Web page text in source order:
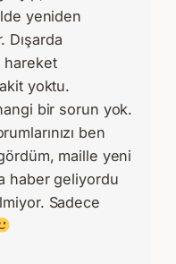
yeniden
Dışarda
hareket
yoktu.
bir sorun yok.
ben
maille yeni
haber geliyordu
Sadece